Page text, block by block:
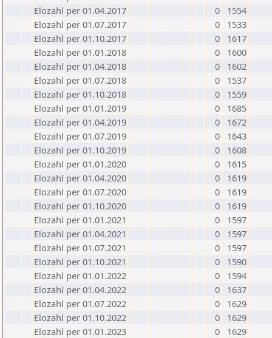
Elozahl per 01.04.2017
0
1554
Elozahl per 01.07.2017
0
1533
Elozahl per 01.10.2017
0
1617
Elozahl per 01.01.2018
0
1600
Elozahl per 01.04.2018
0
1602
Elozahl per 01.07.2018
0
1537
Elozahl per 01.10.2018
0
1559
Elozahl per 01.01.2019
0
1685
Elozahl per 01.04.2019
0
1672
Elozahl per 01.07.2019
0
1643
Elozahl per 01.10.2019
0
1608
Elozahl per 01.01.2020
0
1615
Elozahl per 01.04.2020
0
1619
Elozahl per 01.07.2020
0
1619
Elozahl per 01.10.2020
0
1619
Elozahl per 01.01.2021
0
1597
Elozahl per 01.04.2021
0
1597
Elozahl per 01.07.2021
0
1597
Elozahl per 01.10.2021
0
1590
Elozahl per 01.01.2022
0
1594
Elozahl per 01.04.2022
0
1637
Elozahl per 01.07.2022
0
1629
Elozahl per 01.10.2022
0
1629
Elozahl per 01.01.2023
0
1629